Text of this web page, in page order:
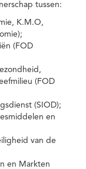
tussen:
K.M.O,
(FOD
(FOD
(SIOD);
en
van de
en Markten